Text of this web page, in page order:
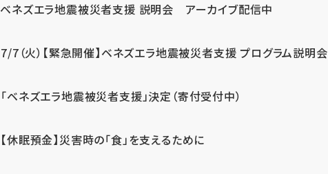
ベネズエラ地震被災者支援 説明会 アーカイブ配信中
7/7（火）【緊急開催】ベネズエラ地震被災者支援 プログラム説明会
「ベネズエラ地震被災者支援」決定（寄付受付中）
【休眠預金】災害時の「食」を支えるために